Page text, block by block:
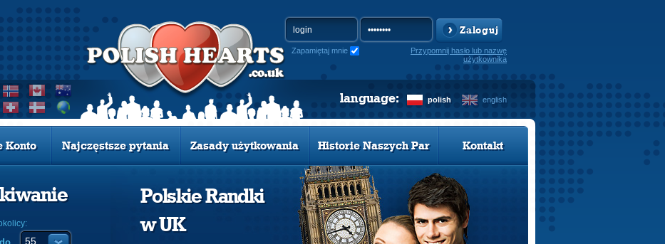
Zaloguj
Zapamiętaj mnie
Przypomnij hasło lub nazwę
użytkownika
polish english
language:
Konto Najczęstsze pytania Zasady użytkowania Historie Naszych Par Kontakt
Polskie Randki
w UK